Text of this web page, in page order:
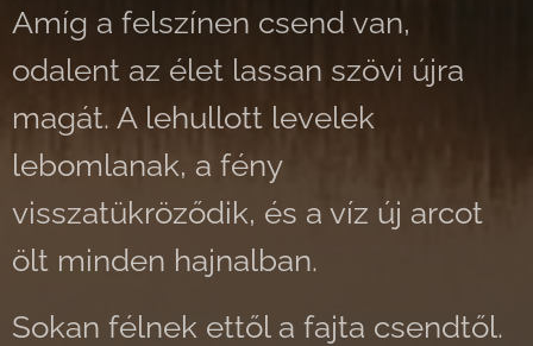
Amíg a felszínen csend van,
odalent az élet lassan szövi újra
magát. A lehullott levelek
lebomlanak, a fény
visszatükröződik, és a víz új arcot
ölt minden hajnalban.
Sokan félnek ettől a fajta csendtől.